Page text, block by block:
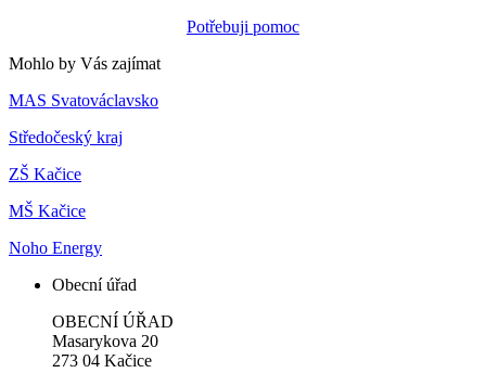
Potřebuji pomoc
Mohlo by Vás zajímat
MAS Svatováclavsko
Středočeský kraj
ZŠ Kačice
MŠ Kačice
Noho Energy
Obecní úřad
OBECNÍ ÚŘAD
Masarykova 20
273 04 Kačice